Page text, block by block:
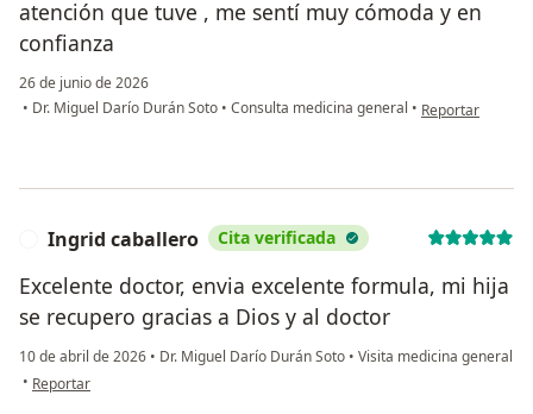
atención que tuve , me sentí muy cómoda y en
confianza
26 de junio de 2026
• Dr. Miguel Darío Durán Soto • Consulta medicina general • en opinión del
Reportar
Ingrid caballero Cita verificada
Excelente doctor, envia excelente formula, mi hija
se recupero gracias a Dios y al doctor
10 de abril de 2026 • Dr. Miguel Darío Durán Soto • Visita medicina general
• en opinión del usuario Ingrid caballero
Reportar